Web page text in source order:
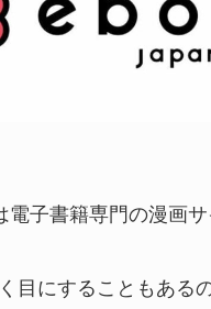
電子書籍専門の漫画サ
目にすることもある